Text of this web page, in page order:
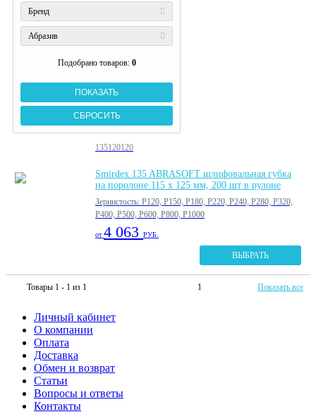
Бренд
Абразив
Подобрано товаров: 0
135120120
Smirdex 135 ABRASOFT шлифовальная губка
на поролоне 115 х 125 мм, 200 шт в рулоне
Зернистость: P120, P150, P180, P220, P240, P280, P320,
P400, P500, P600, P800, P1000
от4 063 РУБ.
ВЫБРАТЬ
Товары 1 - 1 из 1 1 Показать все
Личный кабинет
О компании
Оплата
Доставка
Обмен и возврат
Статьи
Вопросы и ответы
Контакты